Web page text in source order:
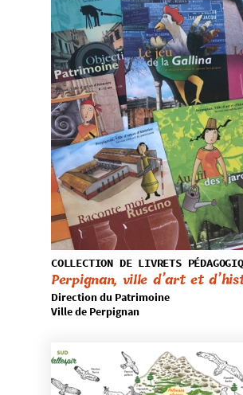
COLLECTION DE LIVRETS
Perpignan, ville d’art et
Direction du Patrimoine
Ville de Perpignan